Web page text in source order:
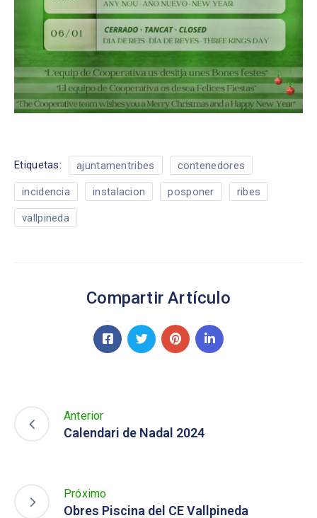
Etiquetas: ajuntamentribes contenedores
incidencia instalacion posponer ribes
vallpineda
Compartir Artículo
Anterior
Calendari de Nadal 2024
Próximo
Obres Piscina del CE Vallpineda